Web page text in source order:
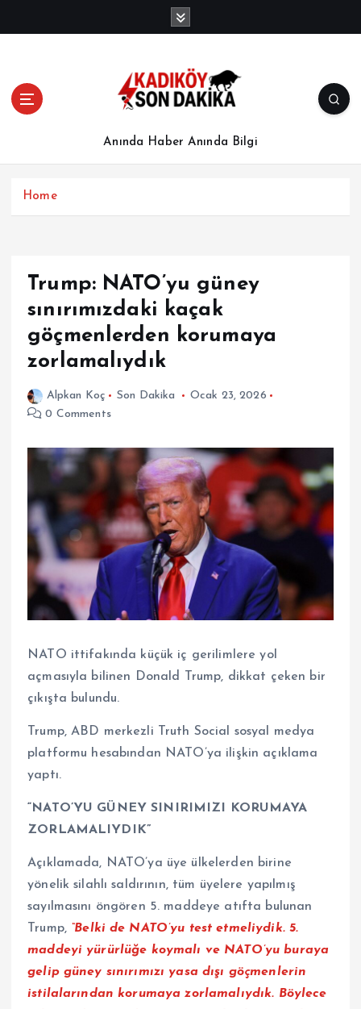
Anında Haber Anında Bilgi
Home
Trump: NATO’yu güney
sınırımızdaki kaçak
göçmenlerden korumaya
zorlamalıydık
Alpkan Koç Son Dakika
Ocak 23, 2026
0 Comments
NATO ittifakında küçük iç gerilimlere yol
açmasıyla bilinen Donald Trump, dikkat çeken bir
çıkışta bulundu.
Trump, ABD merkezli Truth Social sosyal medya
platformu hesabından NATO’ya ilişkin açıklama
yaptı.
“NATO’YU GÜNEY SINIRIMIZI KORUMAYA
ZORLAMALIYDIK”
Açıklamada, NATO’ya üye ülkelerden birine
yönelik silahlı saldırının, tüm üyelere yapılmış
sayılmasını öngören 5. maddeye atıfta bulunan
Trump, “Belki de NATO’yu test etmeliydik. 5.
maddeyi yürürlüğe koymalı ve NATO’yu buraya
gelip güney sınırımızı yasa dışı göçmenlerin
istilalarından korumaya zorlamalıydık. Böylece